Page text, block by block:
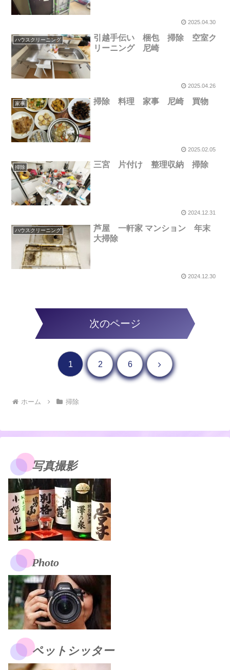
2025.04.30
ハウスクリーニング
引越手伝い 梱包 掃除 空室ク
リーニング 尼崎
2025.04.26
家事 掃除 料理 家事 尼崎 買物
2025.02.05
掃除 三宮 片付け 整理収納 掃除
2024.12.31
ハウスクリーニング
芦屋 一軒家 マンション 年末
大掃除
2024.12.30
次のページ
1 2 6 次へ
ホーム 掃除
写真撮影
Photo
ペットシッター